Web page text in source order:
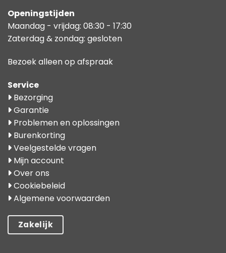
Openingstijden
Maandag - vrijdag: 08:30 - 17:30
Zaterdag & zondag: gesloten
Bezoek alleen op afspraak
Service
Bezorging
Garantie
Problemen en oplossingen
Burenkorting
Veelgestelde vragen
Mijn account
Over ons
Cookiebeleid
Algemene voorwaarden
Zakelijk